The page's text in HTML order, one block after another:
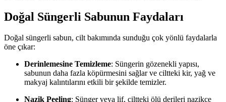
Doğal Süngerli Sabunun Faydaları
Doğal süngerli sabun, cilt bakımında sunduğu çok yönlü faydalarla
öne çıkar:
Derinlemesine Temizleme: Süngerin gözenekli yapısı,
sabunun daha fazla köpürmesini sağlar ve ciltteki kir, yağ ve
makyaj kalıntılarını etkili bir şekilde temizler.
Nazik Peeling: Sünger veya lif, ciltteki ölü derileri nazikçe